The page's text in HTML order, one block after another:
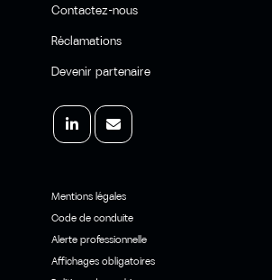
Contactez-nous
Réclamations
Devenir partenaire
Mentions légales
Code de conduite
Alerte professionnelle
Affichages obligatoires